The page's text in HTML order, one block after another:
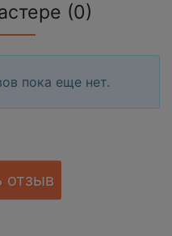
(0)
пока еще нет.
отзыв